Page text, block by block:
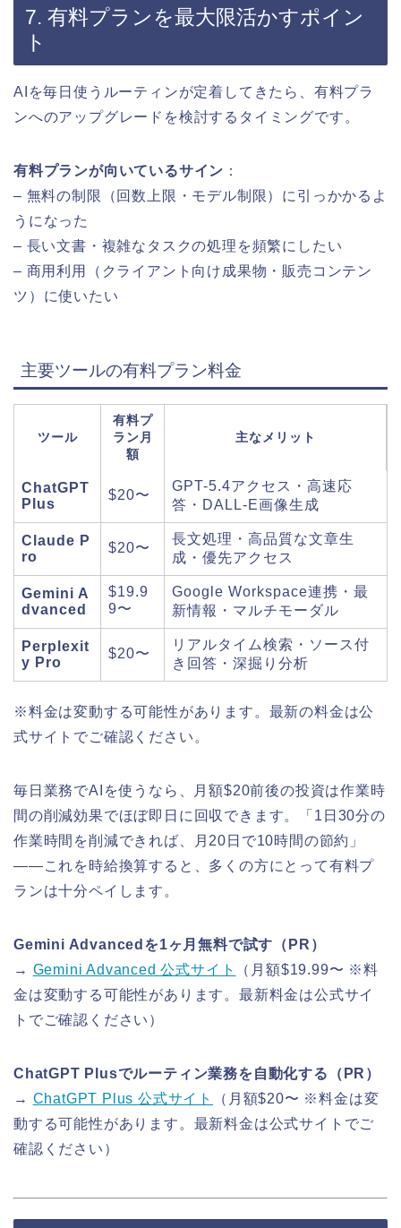
7. 有料プランを最大限活かすポイン
ト
AIを毎日使うルーティンが定着してきたら、有料プラ
ンへのアップグレードを検討するタイミングです。
有料プランが向いているサイン ：
– 無料の制限（回数上限・モデル制限）に引っかかるよ
うになった
– 長い文書・複雑なタスクの処理を頻繁にしたい
– 商用利用（クライアント向け成果物・販売コンテン
ツ）に使いたい
主要ツールの有料プラン料金
ツール
有料プ
ラン月
額
主なメリット
ChatGPT
Plus
$20〜
GPT-5.4アクセス・高速応
答・DALL-E画像生成
Claude P
ro
$20〜
長文処理・高品質な文章生
成・優先アクセス
Gemini A
dvanced
$19.9
9〜
Google Workspace連携・最
新情報・マルチモーダル
Perplexit
y Pro
$20〜
リアルタイム検索・ソース付
き回答・深掘り分析
※料金は変動する可能性があります。最新の料金は公
式サイトでご確認ください。
毎日業務でAIを使うなら、月額$20前後の投資は作業時
間の削減効果でほぼ即日に回収できます。「1日30分の
作業時間を削減できれば、月20日で10時間の節約」
——これを時給換算すると、多くの方にとって有料プ
ランは十分ペイします。
Gemini Advancedを1ヶ月無料で試す（PR）
→ Gemini Advanced 公式サイト
（月額$19.99〜 ※料
金は変動する可能性があります。最新料金は公式サイ
トでご確認ください）
ChatGPT Plusでルーティン業務を自動化する（PR）
→ ChatGPT Plus 公式サイト
（月額$20〜 ※料金は変
動する可能性があります。最新料金は公式サイトでご
確認ください）